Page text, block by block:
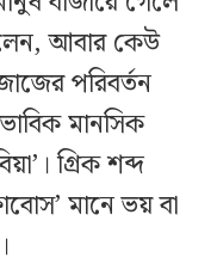
আবার কেউ
পরিবর্তন
মানসিক
গ্রিক শব্দ
মানে ভয় বা